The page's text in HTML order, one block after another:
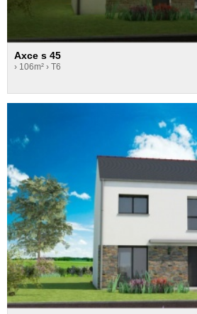
Axce s 45
› 106m² › T6